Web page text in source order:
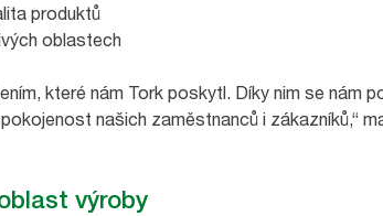
produktů
oblastech
které nám Tork poskytl. Díky nim se nám
našich zaměstnanců i zákazníků,“
výroby